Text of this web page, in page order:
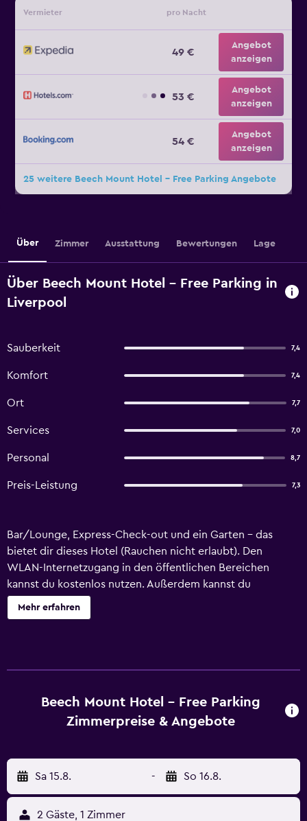
Vermieter pro Nacht
49 €
Angebot
anzeigen
53 €
Angebot
anzeigen
54 €
Angebot
anzeigen
25 weitere Beech Mount Hotel - Free Parking Angebote
Über Zimmer Ausstattung Bewertungen Lage
Über Beech Mount Hotel - Free Parking in
Liverpool
Sauberkeit 7,4
Komfort 7,4
Ort 7,7
Services 7,0
Personal 8,7
Preis-Leistung 7,3
Bar/Lounge, Express-Check-out und ein Garten – das
bietet dir dieses Hotel (Rauchen nicht erlaubt). Den
WLAN-Internetzugang in den öffentlichen Bereichen
kannst du kostenlos nutzen. Außerdem kannst du
Folgendes nutzen: ein Fernseher im öffentlichen Bereich
und mehrsprachige Unterstützung. Beech Mount Hotel -
kostenloser Internetzugang (WLAN) zur Verfügung. Auf
Anfrage sind Bügeleisen/Bügelbretter und Haartrockner
Mehr erfahren
Beech Mount Hotel - Free Parking
Zimmerpreise & Angebote
Sa 15.8. - So 16.8.
2 Gäste, 1 Zimmer